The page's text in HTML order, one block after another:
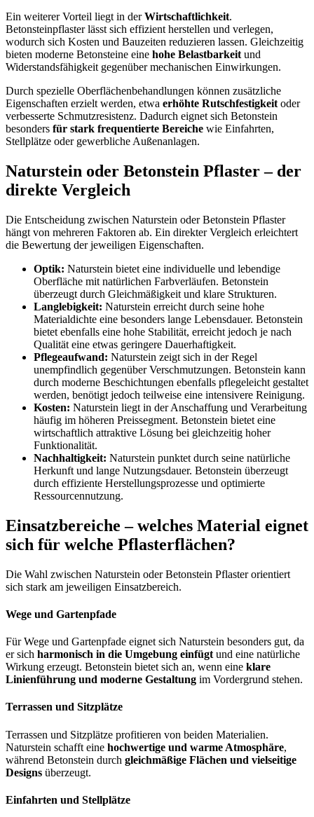
Ein weiterer Vorteil liegt in derWirtschaftlichkeit.
Betonsteinpflaster lässt sich effizient herstellen und verlegen,
wodurch sich Kosten und Bauzeiten reduzieren lassen. Gleichzeitig
bieten moderne Betonsteine eine hohe Belastbarkeit und
Widerstandsfähigkeit gegenüber mechanischen Einwirkungen.
Durch spezielle Oberflächenbehandlungen können zusätzliche
Eigenschaften erzielt werden, etwa erhöhte Rutschfestigkeit oder
verbesserte Schmutzresistenz. Dadurch eignet sich Betonstein
besonders für stark frequentierte Bereiche wie Einfahrten,
Stellplätze oder gewerbliche Außenanlagen.
Naturstein oder Betonstein Pflaster – der
direkte Vergleich
Die Entscheidung zwischen Naturstein oder Betonstein Pflaster
hängt von mehreren Faktoren ab. Ein direkter Vergleich erleichtert
die Bewertung der jeweiligen Eigenschaften.
Optik: Naturstein bietet eine individuelle und lebendige
Oberfläche mit natürlichen Farbverläufen. Betonstein
überzeugt durch Gleichmäßigkeit und klare Strukturen.
Langlebigkeit: Naturstein erreicht durch seine hohe
Materialdichte eine besonders lange Lebensdauer. Betonstein
bietet ebenfalls eine hohe Stabilität, erreicht jedoch je nach
Qualität eine etwas geringere Dauerhaftigkeit.
Pflegeaufwand: Naturstein zeigt sich in der Regel
unempfindlich gegenüber Verschmutzungen. Betonstein kann
durch moderne Beschichtungen ebenfalls pflegeleicht gestaltet
werden, benötigt jedoch teilweise eine intensivere Reinigung.
Kosten: Naturstein liegt in der Anschaffung und Verarbeitung
häufig im höheren Preissegment. Betonstein bietet eine
wirtschaftlich attraktive Lösung bei gleichzeitig hoher
Funktionalität.
Nachhaltigkeit: Naturstein punktet durch seine natürliche
Herkunft und lange Nutzungsdauer. Betonstein überzeugt
durch effiziente Herstellungsprozesse und optimierte
Ressourcennutzung.
Einsatzbereiche – welches Material eignet
sich für welche Pflasterflächen?
Die Wahl zwischen Naturstein oder Betonstein Pflaster orientiert
sich stark am jeweiligen Einsatzbereich.
Wege und Gartenpfade
Für Wege und Gartenpfade eignet sich Naturstein besonders gut, da
er sich harmonisch in die Umgebung einfügt und eine natürliche
Wirkung erzeugt. Betonstein bietet sich an, wenn eine klare
Linienführung und moderne Gestaltung im Vordergrund stehen.
Terrassen und Sitzplätze
Terrassen und Sitzplätze profitieren von beiden Materialien.
Naturstein schafft eine hochwertige und warme Atmosphäre,
während Betonstein durch gleichmäßige Flächen und vielseitige
Designs überzeugt.
Einfahrten und Stellplätze